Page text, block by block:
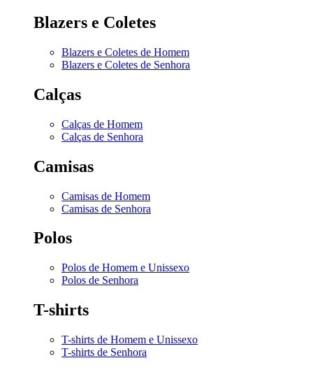
Blazers e Coletes
Blazers e Coletes de Homem
Blazers e Coletes de Senhora
Calças
Calças de Homem
Calças de Senhora
Camisas
Camisas de Homem
Camisas de Senhora
Polos
Polos de Homem e Unissexo
Polos de Senhora
T-shirts
T-shirts de Homem e Unissexo
T-shirts de Senhora